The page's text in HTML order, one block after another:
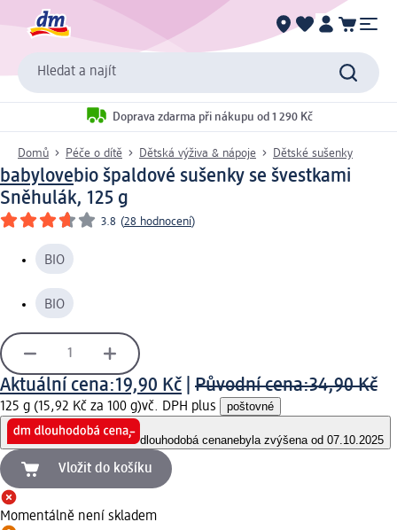
Hledat a najít
Doprava zdarma při nákupu od 1 290 Kč
Domů Péče o dítě Dětská výživa & nápoje Dětské sušenky
babylovebio špaldové sušenky se švestkami
Sněhulák, 125 g
3.8 (28 hodnocení)
BIO
BIO
Aktuální cena:19,90 Kč Původní cena:34,90 Kč
125 g (15,92 Kč za 100 g)vč. DPH plus poštovné
dlouhodobá cenanebyla zvýšena od 07.10.2025
Vložit do košíku
Momentálně není skladem